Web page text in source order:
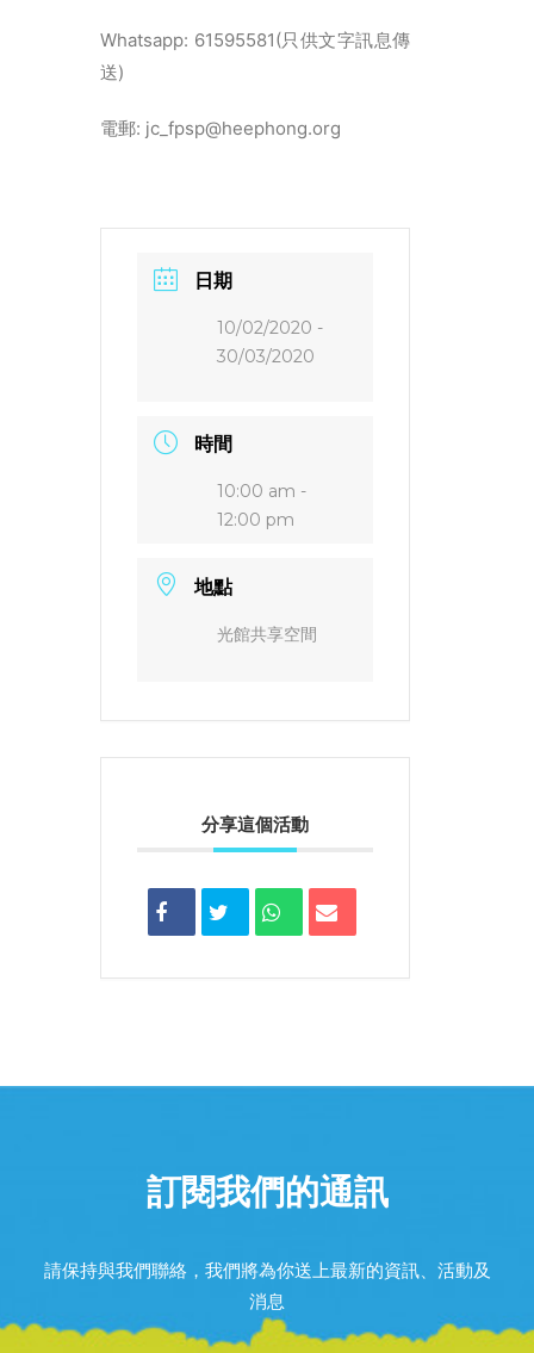
Whatsapp: 61595581(只供文字訊息傳
送)
電郵: jc_fpsp@heephong.org
日期
10/02/2020 -
30/03/2020
時間
10:00 am -
12:00 pm
地點
光館共享空間
分享這個活動
訂閱我們的通訊
請保持與我們聯絡，我們將為你送上最新的資訊、活動及
消息